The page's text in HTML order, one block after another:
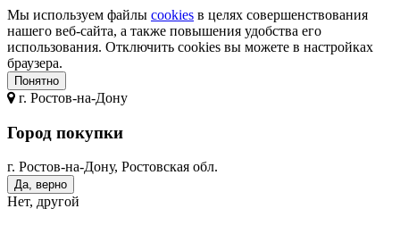
Мы используем файлы cookies в целях совершенствования
нашего веб-сайта, а также повышения удобства его
использования. Отключить cookies вы можете в настройках
браузера.
Понятно
г. Ростов-на-Дону
Город покупки
г. Ростов-на-Дону, Ростовская обл.
Да, верно
Нет, другой